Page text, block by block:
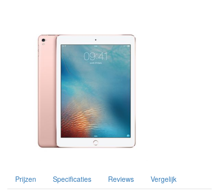
Prijzen Specificaties Reviews Vergelijk